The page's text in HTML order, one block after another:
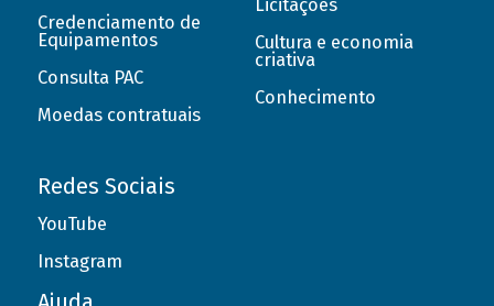
Credenciamento de
Equipamentos
Consulta PAC
Moedas contratuais
Licitações
Cultura e economia
criativa
Conhecimento
Redes Sociais
YouTube
Instagram